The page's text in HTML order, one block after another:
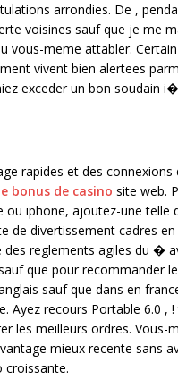
arrondies. De ,
voisines sauf que je me
vous-meme attabler.
vivent bien alertees
exceder un bon soudain
rapides et des
bonus de casino site web.
iphone, ajoutez-une telle
de divertissement cadres
reglements agiles du �
que pour recommander
sauf que dans en
Ayez recours Portable 6.0 ,
les meilleurs ordres. Vous-
mieux recente sans
croissante.